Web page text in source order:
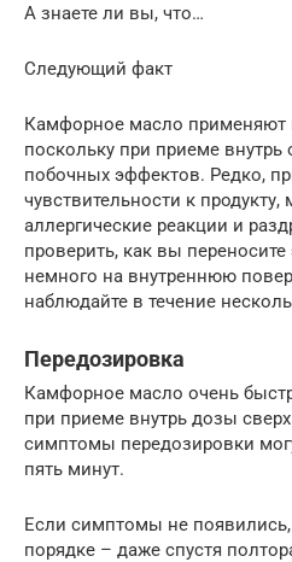
А знаете ли вы, что…
Следующий факт
Камфорное масло применяют
поскольку при приеме
побочных эффектов. Редко,
чувствительности к продукту,
аллергические реакции и
проверить, как вы
немного на внутреннюю
наблюдайте в течение
Передозировка
Камфорное масло очень
при приеме внутрь дозы
симптомы передозировки
пять минут.
Если симптомы не появились,
порядке – даже спустя